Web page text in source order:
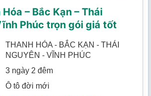
– Bắc Kạn – Thái
Phúc trọn gói giá tốt
THANH HÓA - BẮC KẠN - THÁI
NGUYÊN - VĨNH PHÚC
3 ngày 2 đêm
Ô tô đời mới